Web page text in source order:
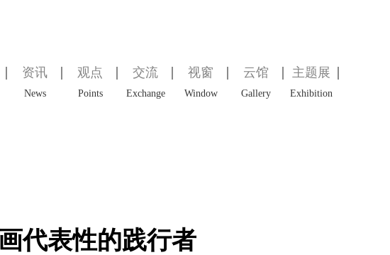
资讯
News
观点
Points
交流
Exchange
视窗
Window
云馆
Gallery
主题展
Exhibition
代表性的践行者